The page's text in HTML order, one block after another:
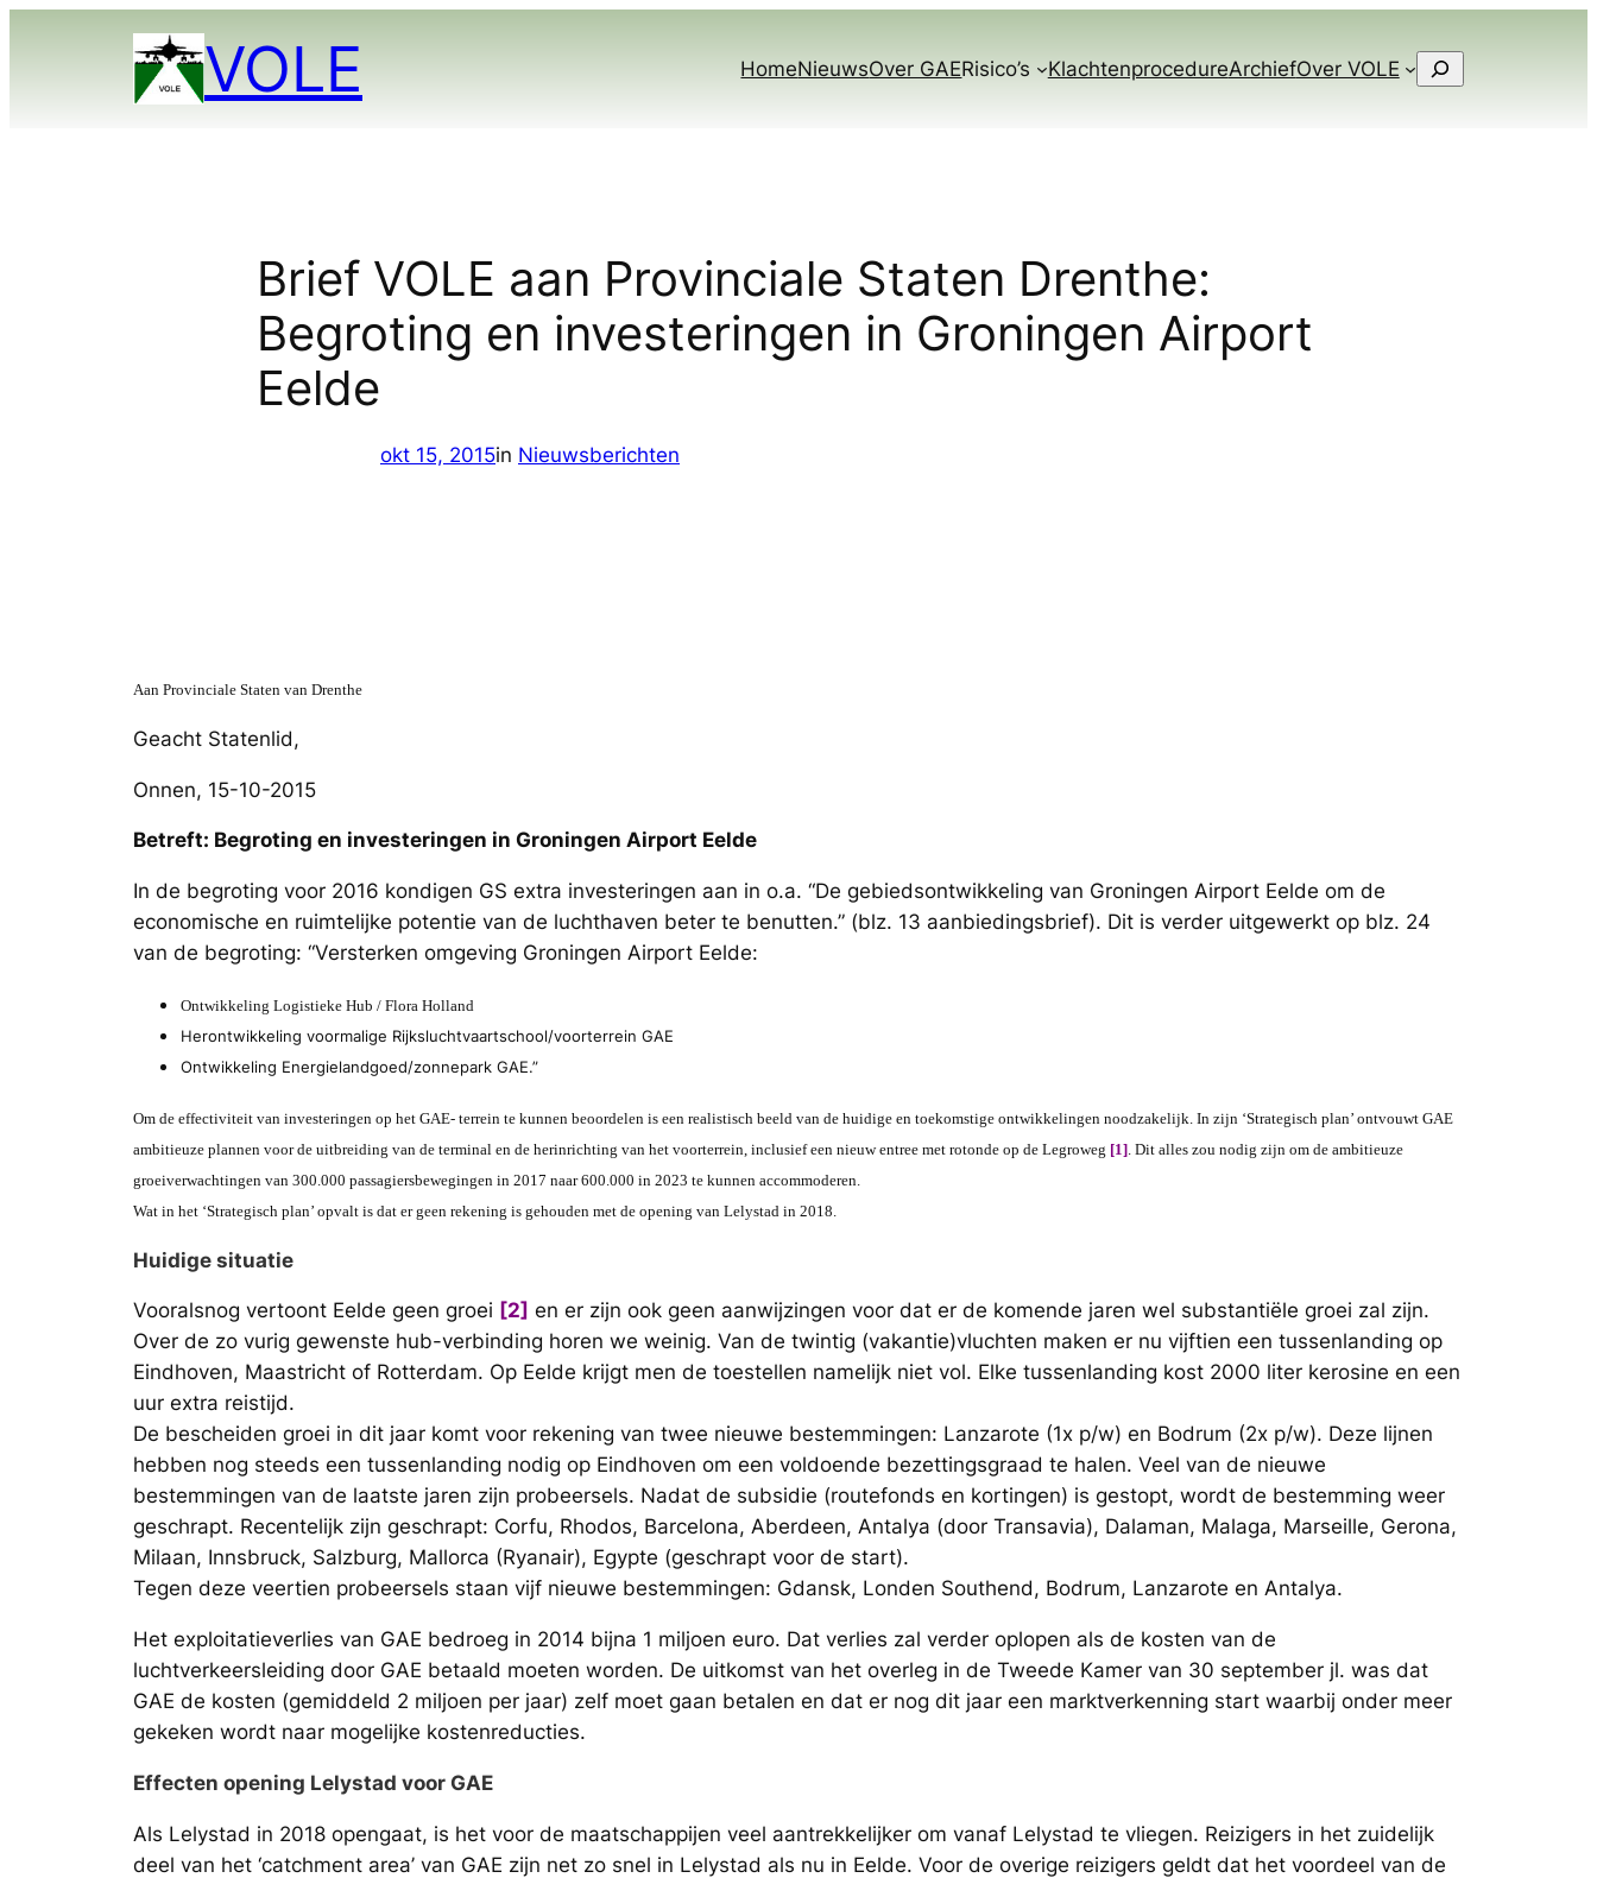
VOLE HomeNieuwsOver GAERisico’s KlachtenprocedureArchiefOver VOLE Zoeken
Brief VOLE aan Provinciale Staten Drenthe:
Begroting en investeringen in Groningen Airport
Eelde
okt 15, 2015in Nieuwsberichten
Aan Provinciale Staten van Drenthe
Geacht Statenlid,
Onnen, 15-10-2015
Betreft: Begroting en investeringen in Groningen Airport Eelde
In de begroting voor 2016 kondigen GS extra investeringen aan in o.a. “De gebiedsontwikkeling van Groningen Airport Eelde om de
economische en ruimtelijke potentie van de luchthaven beter te benutten.” (blz. 13 aanbiedingsbrief). Dit is verder uitgewerkt op blz. 24
van de begroting: “Versterken omgeving Groningen Airport Eelde:
Ontwikkeling Logistieke Hub / Flora Holland
Herontwikkeling voormalige Rijksluchtvaartschool/voorterrein GAE
Ontwikkeling Energielandgoed/zonnepark GAE.”
Om de effectiviteit van investeringen op het GAE- terrein te kunnen beoordelen is een realistisch beeld van de huidige en toekomstige ontwikkelingen noodzakelijk. In zijn ‘Strategisch plan’ ontvouwt GAE
ambitieuze plannen voor de uitbreiding van de terminal en de herinrichting van het voorterrein, inclusief een nieuw entree met rotonde op de Legroweg [1] . Dit alles zou nodig zijn om de ambitieuze
groeiverwachtingen van 300.000 passagiersbewegingen in 2017 naar 600.000 in 2023 te kunnen accommoderen.
Wat in het ‘Strategisch plan’ opvalt is dat er geen rekening is gehouden met de opening van Lelystad in 2018.
Huidige situatie
Vooralsnog vertoont Eelde geen groei [2] en er zijn ook geen aanwijzingen voor dat er de komende jaren wel substantiële groei zal zijn.
Over de zo vurig gewenste hub-verbinding horen we weinig. Van de twintig (vakantie)vluchten maken er nu vijftien een tussenlanding op
Eindhoven, Maastricht of Rotterdam. Op Eelde krijgt men de toestellen namelijk niet vol. Elke tussenlanding kost 2000 liter kerosine en een
uur extra reistijd.
De bescheiden groei in dit jaar komt voor rekening van twee nieuwe bestemmingen: Lanzarote (1x p/w) en Bodrum (2x p/w). Deze lijnen
hebben nog steeds een tussenlanding nodig op Eindhoven om een voldoende bezettingsgraad te halen. Veel van de nieuwe
bestemmingen van de laatste jaren zijn probeersels. Nadat de subsidie (routefonds en kortingen) is gestopt, wordt de bestemming weer
geschrapt. Recentelijk zijn geschrapt: Corfu, Rhodos, Barcelona, Aberdeen, Antalya (door Transavia), Dalaman, Malaga, Marseille, Gerona,
Milaan, Innsbruck, Salzburg, Mallorca (Ryanair), Egypte (geschrapt voor de start).
Tegen deze veertien probeersels staan vijf nieuwe bestemmingen: Gdansk, Londen Southend, Bodrum, Lanzarote en Antalya.
Het exploitatieverlies van GAE bedroeg in 2014 bijna 1 miljoen euro. Dat verlies zal verder oplopen als de kosten van de
luchtverkeersleiding door GAE betaald moeten worden. De uitkomst van het overleg in de Tweede Kamer van 30 september jl. was dat
GAE de kosten (gemiddeld 2 miljoen per jaar) zelf moet gaan betalen en dat er nog dit jaar een marktverkenning start waarbij onder meer
gekeken wordt naar mogelijke kostenreducties.
Effecten opening Lelystad voor GAE
Als Lelystad in 2018 opengaat, is het voor de maatschappijen veel aantrekkelijker om vanaf Lelystad te vliegen. Reizigers in het zuidelijk
deel van het ‘catchment area’ van GAE zijn net zo snel in Lelystad als nu in Eelde. Voor de overige reizigers geldt dat het voordeel van de